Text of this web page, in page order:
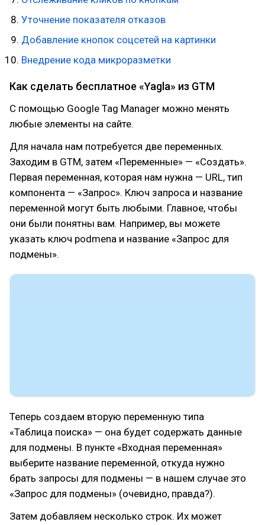
Уточнение показателя отказов
Добавление кнопок соцсетей на картинки
Внедрение кода микроразметки
Как сделать бесплатное «Yagla» из GTM
С помощью Google Tag Manager можно менять
любые элементы на сайте.
Для начала нам потребуется две переменных.
Заходим в GTM, затем «Переменные» — «Создать».
Первая переменная, которая нам нужна — URL, тип
компонента — «Запрос». Ключ запроса и название
переменной могут быть любыми. Главное, чтобы
они были понятны вам. Например, вы можете
указать ключ podmena и название «Запрос для
подмены».
Теперь создаем вторую переменную типа
«Таблица поиска» — она будет содержать данные
для подмены. В пункте «Входная переменная»
выберите название переменной, откуда нужно
брать запросы для подмены — в нашем случае это
«Запрос для подмены» (очевидно, правда?).
Затем добавляем несколько строк. Их может